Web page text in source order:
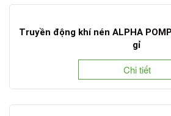
Truyền động khí nén ALPHA
gỉ
Chi tiết